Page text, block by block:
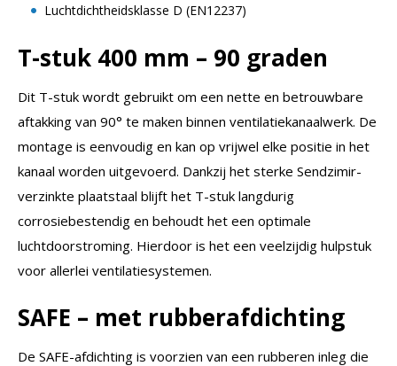
Luchtdichtheidsklasse D (EN12237)
T-stuk 400 mm – 90 graden
Dit T-stuk wordt gebruikt om een nette en betrouwbare
aftakking van 90° te maken binnen ventilatiekanaalwerk. De
montage is eenvoudig en kan op vrijwel elke positie in het
kanaal worden uitgevoerd. Dankzij het sterke Sendzimir-
verzinkte plaatstaal blijft het T-stuk langdurig
corrosiebestendig en behoudt het een optimale
luchtdoorstroming. Hierdoor is het een veelzijdig hulpstuk
voor allerlei ventilatiesystemen.
SAFE – met rubberafdichting
De SAFE-afdichting is voorzien van een rubberen inleg die